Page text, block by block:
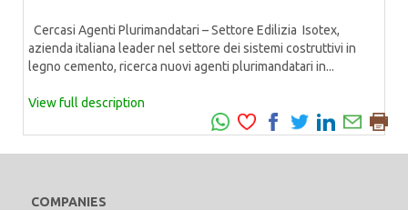
Cercasi Agenti Plurimandatari – Settore Edilizia Isotex,
azienda italiana leader nel settore dei sistemi costruttivi in
legno cemento, ricerca nuovi agenti plurimandatari in...
View full description
COMPANIES